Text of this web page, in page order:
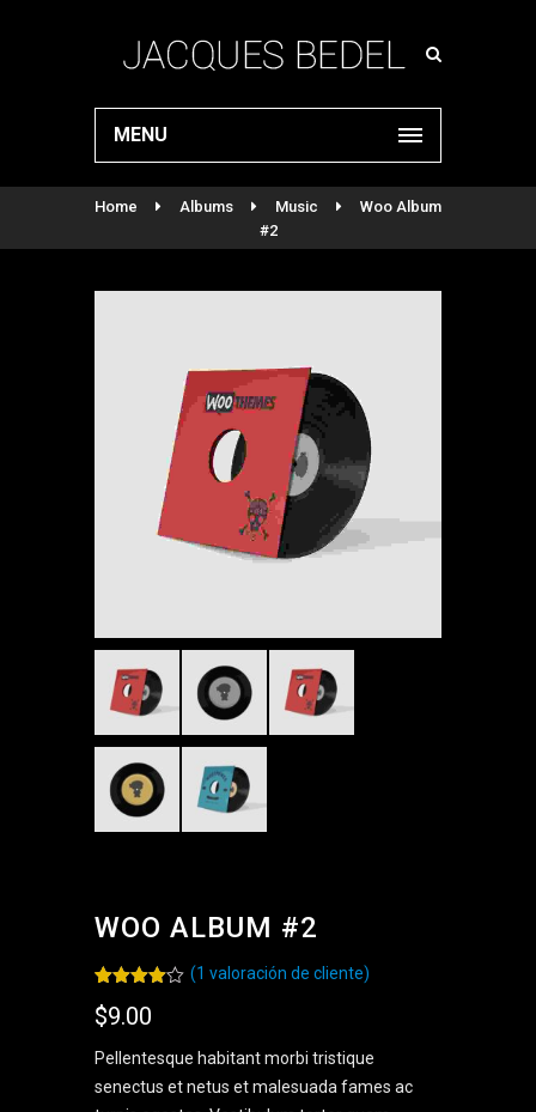
MENU
Home Albums Music
Woo Album
#2
WOO ALBUM #2
4.00
basado
en
puntuación
(1 valoración de cliente)
$9.00
Pellentesque habitant morbi tristique
senectus et netus et malesuada fames ac